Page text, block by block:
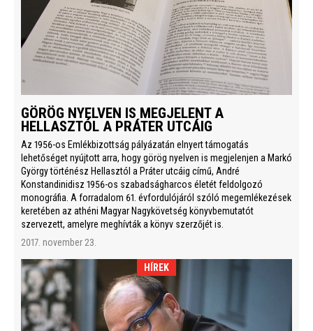
GÖRÖG NYELVEN IS MEGJELENT A
HELLASZTÓL A PRÁTER UTCÁIG
Az 1956-os Emlékbizottság pályázatán elnyert támogatás
lehetőséget nyújtott arra, hogy görög nyelven is megjelenjen a Markó
György történész Hellasztól a Práter utcáig című, André
Konstandinidisz 1956-os szabadságharcos életét feldolgozó
monográfia. A forradalom 61. évfordulójáról szóló megemlékezések
keretében az athéni Magyar Nagykövetség könyvbemutatót
szervezett, amelyre meghívták a könyv szerzőjét is.
2017. november 23.
HÍREK